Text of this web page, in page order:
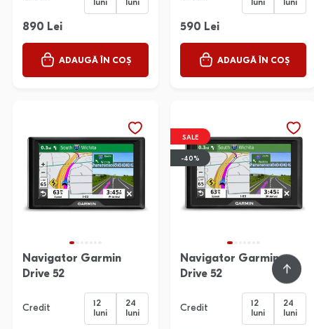
luni
luni
890 Lei
ADAUGĂ ÎN COȘ
luni
luni
590 Lei
ADAUGĂ ÎN COȘ
Navigator Garmin
Drive 52
Credit
12
luni
24
luni
SALE
-40%
Navigator Garmin
Drive 52
Credit
12
luni
24
luni